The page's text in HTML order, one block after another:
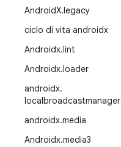
AndroidX.legacy
ciclo di vita androidx
Androidx.lint
Androidx.loader
androidx.
localbroadcastmanager
androidx.media
Androidx.media3